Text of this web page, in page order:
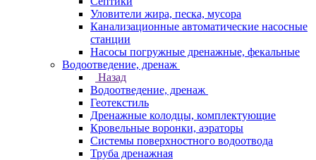
Уловители жира, песка, мусора
Канализационные автоматические насосные
станции
Насосы погружные дренажные, фекальные
Водоотведение, дренаж
Назад
Водоотведение, дренаж
Геотекстиль
Дренажные колодцы, комплектующие
Кровельные воронки, аэраторы
Системы поверхностного водоотвода
Труба дренажная